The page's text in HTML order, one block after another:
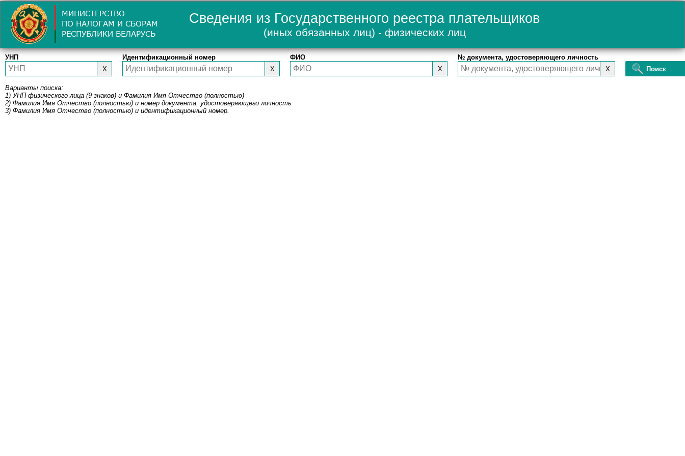
Сведения из Государственного реестра плательщиков
(иных обязанных лиц) - физических лиц
УНП
X
Идентификационный номер
X
ФИО
X
№ документа, удостоверяющего личность
X
Поиск
Варианты поиска:
1) УНП физического лица (9 знаков) и Фамилия Имя Отчество (полностью)
2) Фамилия Имя Отчество (полностью) и номер документа, удостоверяющего личность
3) Фамилия Имя Отчество (полностью) и идентификационный номер.